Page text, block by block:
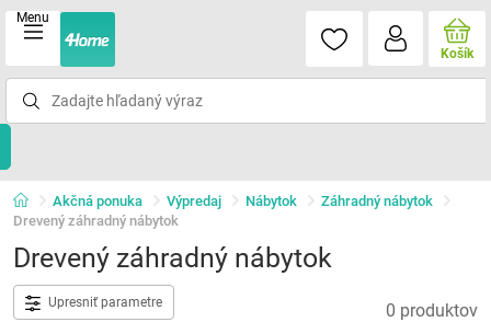
Menu
Košík
Akčná ponuka Výpredaj Nábytok
Záhradný nábytok
Drevený záhradný nábytok
Drevený záhradný nábytok
Upresniť parametre 0 produktov